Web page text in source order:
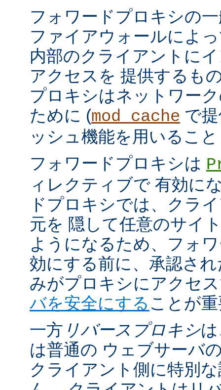
フォワードプロキシの
ファイアウォールによ
内部のクライアントに
アクセスを 提供するも
プロキシはネットワー
ために (mod_cache で
ッシュ機能を用いるこ
フォワードプロキシは
ィレクティブで 有効に
ドプロキシでは、クラ
元を 隠して任意のサイ
ようになるため、フォ
効にする前に、承認さ
みがプロキシにアクセ
バを安全にする ことが
一方 リバースプロキシ
は普通の ウェブサーバ
クライアント側に特別